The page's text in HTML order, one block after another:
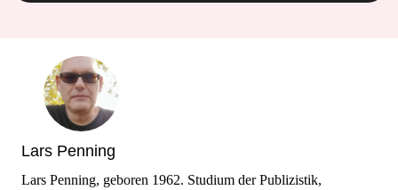
Lars Penning
Lars Penning, geboren 1962. Studium der Publizistik,